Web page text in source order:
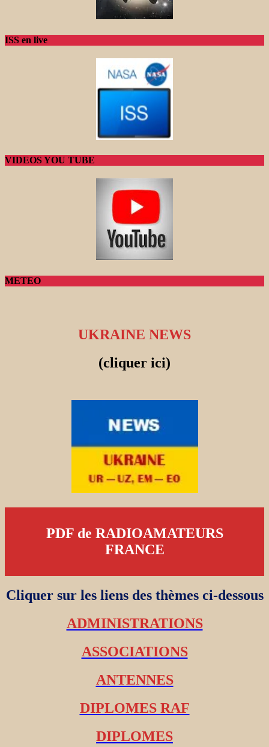
ISS en live
VIDEOS YOU TUBE
METEO
UKRAINE NEWS
(cliquer ici)
PDF de RADIOAMATEURS
FRANCE
Cliquer sur les liens des thèmes ci-dessous
ADMINISTRATIONS
ASSOCIATIONS
ANTENNES
DIPLOMES RAF
DIPLOMES